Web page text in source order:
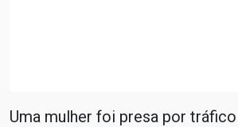
Uma mulher foi presa por